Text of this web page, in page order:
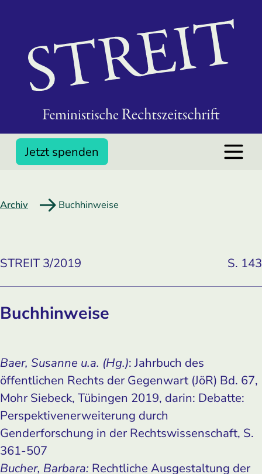
Jetzt spenden
Archiv Buchhinweise
STREIT 3/2019 S. 143
Buchhinweise
Baer, Susanne u.a. (Hg.): Jahrbuch des
öffentlichen Rechts der Gegenwart (JöR) Bd. 67,
Mohr Siebeck, Tübingen 2019, darin: Debatte:
Perspektivenerweiterung durch
Genderforschung in der Rechtswissenschaft, S.
361-507
Bucher, Barbara: Rechtliche Ausgestaltung der